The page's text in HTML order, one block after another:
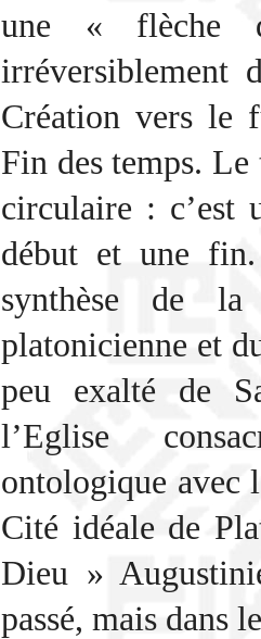
une « flèche
irréversiblement
Création vers le
Fin des temps.
circulaire : c’est
début et une
synthèse de la
platonicienne et
peu exalté de
l’Eglise
ontologique avec
Cité idéale de
Dieu »
passé, mais dans